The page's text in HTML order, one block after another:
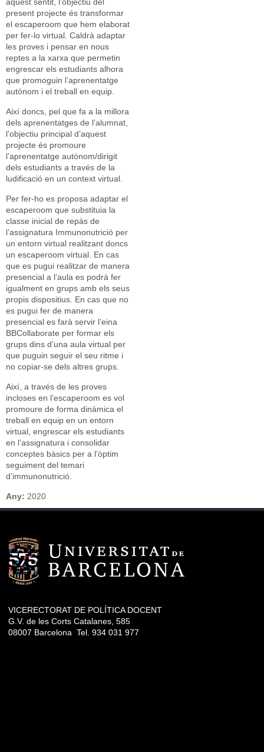
present projecte és transformar
el escaperoom que hem elaborat
per fer-lo virtual. Caldrà adaptar
les proves i pensar en nous
reptes a la xarxa que permetin
engrescar els estudiants alhora
que promoguin l’aprenentatge
autònom i el treball en equip.
Així doncs, pel que fa a la millora
dels aprenentatges de l’alumnat,
l’objectiu principal d’aquest
projecte és promoure
l’aprenentatge autònom/dirigit
dels estudiants a través de la
ludificació en un context virtual.
Per fer-ho es proposa adaptar el
escaperoom que substituia la
classe inicial de repàs de
l’assignatura Immunonutrició per
un entorn virtual realitzant doncs
un escaperoom virtual. En cas
que es pugui realitzar de manera
presencial a l’aula es podrà fer
igualment en grups amb els seus
propis dispositius. En cas que no
es pugui fer de manera
presencial es farà servir l’eina
BBCollaborate per formar els
grups dins d’una aula virtual per
que puguin seguir el seu ritme i
no copiar-se dels altres grups.
Així, a través de les proves
incloses en l’escaperoom es vol
promoure de forma dinàmica el
treball en equip en un entorn
virtual, engrescar els estudiants
en l’assignatura i consolidar
conceptes bàsics per a l’òptim
seguiment del temari
d’immunonutrició.
Any: 2020
VICERECTORAT DE POLÍTICA DOCENT
G.V. de les Corts Catalanes, 585
08007 Barcelona Tel. 934 031 977